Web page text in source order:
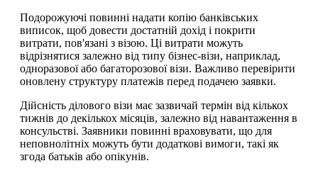
Подорожуючі повинні надати копію банківських
виписок, щоб довести достатній дохід і покрити
витрати, пов'язані з візою. Ці витрати можуть
відрізнятися залежно від типу бізнес-візи, наприклад,
одноразової або багаторозової візи. Важливо перевірити
оновлену структуру платежів перед подачею заявки.
Дійсність ділового візи має зазвичай термін від кількох
тижнів до декількох місяців, залежно від навантаження в
консульстві. Заявники повинні враховувати, що для
неповнолітніх можуть бути додаткові вимоги, такі як
згода батьків або опікунів.